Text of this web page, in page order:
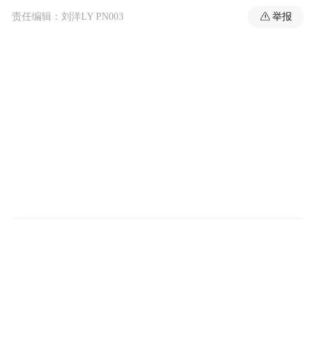
责任编辑：刘洋LY PN003 举报